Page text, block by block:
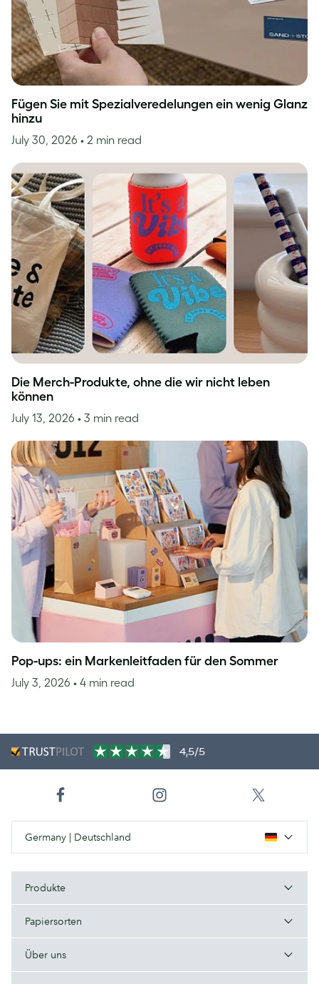
Fügen Sie mit Spezialveredelungen ein wenig Glanz
hinzu
July 30, 2026 • 2 min read
Die Merch-Produkte, ohne die wir nicht leben
können
July 13, 2026 • 3 min read
Pop-ups: ein Markenleitfaden für den Sommer
July 3, 2026 • 4 min read
4,5/5
Germany | Deutschland
Produkte
Papiersorten
Über uns